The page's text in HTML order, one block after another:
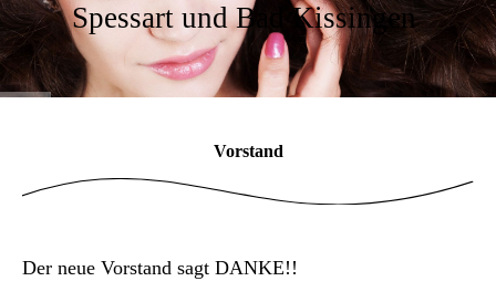
Spessart und Bad Kissingen
Vorstand
Der neue Vorstand sagt DANKE!!